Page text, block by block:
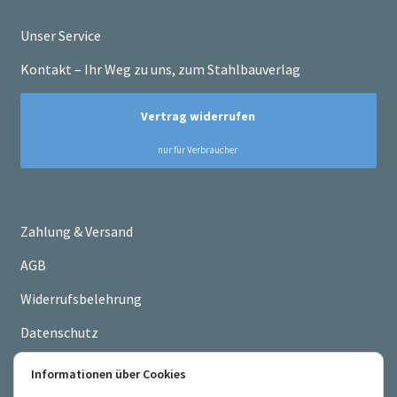
Unser Service
Kontakt – Ihr Weg zu uns, zum Stahlbauverlag
Zahlung & Versand
AGB
Widerrufsbelehrung
Datenschutz
Impressum
Informationen über Cookies